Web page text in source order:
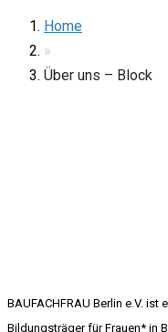
Home
»
Über uns – Block
BAUFACHFRAU Berlin e.V. ist
Bildungsträger für Frauen* in